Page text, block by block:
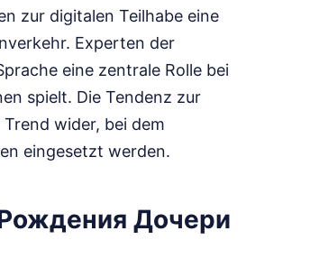
zur digitalen Teilhabe eine
Experten der
eine zentrale Rolle bei
spielt. Die Tendenz zur
wider, bei dem
eingesetzt werden.
Дочери